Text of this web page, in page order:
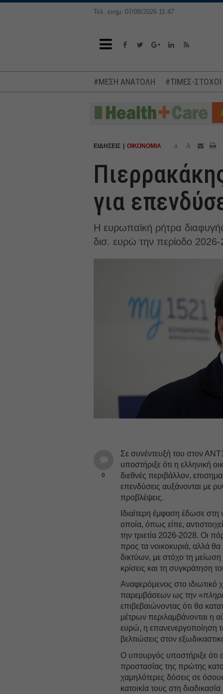
Τελ. ενημ.:07/08/2026 11:47
#ΜΕΣΗ ΑΝΑΤΟΛΗ #ΤΙΜΕΣ-
ΕΙΔΗΣΕΙΣ ΟΙΚΟΝΟΜΙΑ a A
για
Η ευρωπαϊκή ρήτρα
δισ. ευρώ την περίοδο 2026-
0
Σε συνέντευξή του στον
υποστήριξε ότι η ελληνική
διεθνές περιβάλλον,
επενδύσεις αυξάνονται με
προβλέψεις.
Ιδιαίτερη έμφαση έδωσε
οποία, όπως είπε,
την τριετία 2026-2028. Οι
προς τα νοικοκυριά, αλλά
δικτύων, με στόχο τη μείωση
κρίσεις και τη συγκράτηση
Αναφερόμενος στο ιδιωτικό
παρεμβάσεων ως την
επιβεβαιώνοντας ότι θα
μέτρων περιλαμβάνονται η
ευρώ, η επανενεργοποίηση
βελτιώσεις στον
Ο υπουργός υποστήριξε ότι
προστασίας της πρώτης
χαμηλότερες δόσεις σε
κατοικία τους στη